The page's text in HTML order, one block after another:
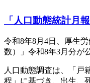
「人口動態統計月
令和8年8月4日、厚生
数）」令和8年3月分が
人口動態調査は、「戸
程」に基づき、出生、